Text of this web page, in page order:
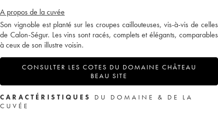
A propos de la cuvée
Son vignoble est planté sur les croupes caillouteuses, vis-à-vis de celles
de Calon-Ségur. Les vins sont racés, complets et élégants, comparables
à ceux de son illustre voisin.
CONSULTER LES COTES DU DOMAINE CHÂTEAU
BEAU SITE
CARACTÉRISTIQUES
DU DOMAINE & DE LA
CUVÉE